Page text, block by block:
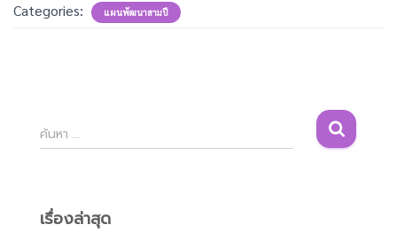
Categories: แผนพัฒนาสามปี
ค้
น
สำ
ค้นหา …
เรื่องล่าสุด